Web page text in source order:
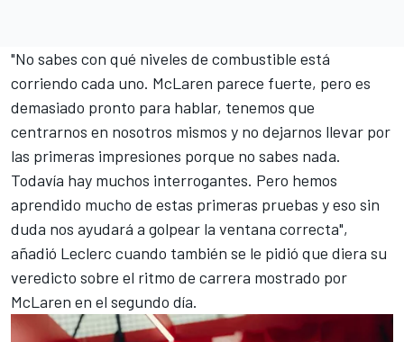
"No sabes con qué niveles de combustible está
corriendo cada uno. McLaren parece fuerte, pero es
demasiado pronto para hablar, tenemos que
centrarnos en nosotros mismos y no dejarnos llevar por
las primeras impresiones porque no sabes nada.
Todavía hay muchos interrogantes. Pero hemos
aprendido mucho de estas primeras pruebas y eso sin
duda nos ayudará a golpear la ventana correcta",
añadió Leclerc cuando también se le pidió que diera su
veredicto sobre el ritmo de carrera mostrado por
McLaren en el segundo día.